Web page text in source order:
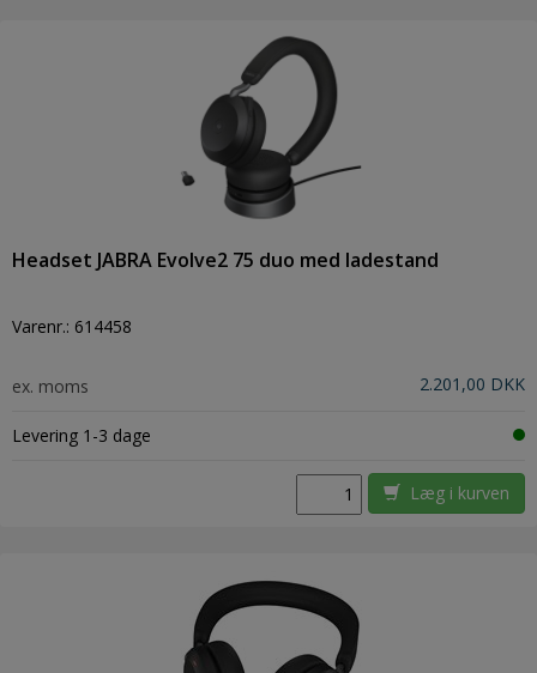
Headset JABRA Evolve2 75 duo med ladestand
Varenr.: 614458
ex. moms 2.201,00 DKK
Levering 1-3 dage
Læg i kurven